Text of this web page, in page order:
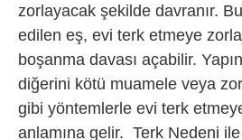
zorlayacak şekilde davranır.
edilen eş, evi terk etmeye
boşanma davası açabilir.
diğerini kötü muamele veya
gibi yöntemlerle evi terk
anlamına gelir. Terk Nedeni